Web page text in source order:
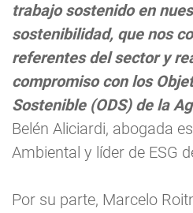
trabajo sostenido en
sostenibilidad, que nos
referentes del sector y
compromiso con los
Sostenible (ODS) de la
Belén Aliciardi, abogada
Ambiental y líder de ESG
Por su parte, Marcelo